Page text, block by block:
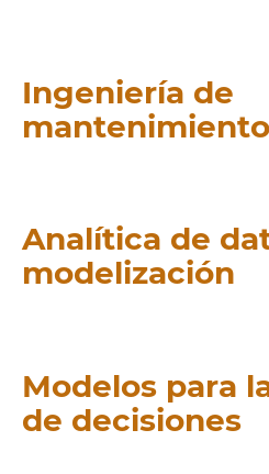
Ingeniería de
mantenimiento
Analítica de
modelización
Modelos para
de decisiones